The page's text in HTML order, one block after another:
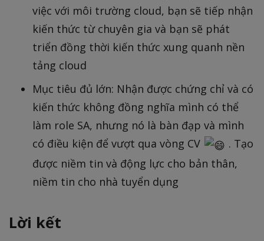
việc với môi trường cloud, bạn sẽ tiếp nhận
kiến thức từ chuyên gia và bạn sẽ phát
triển đồng thời kiến thức xung quanh nền
tảng cloud
Mục tiêu đủ lớn: Nhận được chứng chỉ và có
kiến thức không đồng nghĩa mình có thể
làm role SA, nhưng nó là bàn đạp và mình
có điều kiện để vượt qua vòng CV
. Tạo
được niềm tin và động lực cho bản thân,
niềm tin cho nhà tuyển dụng
Lời kết